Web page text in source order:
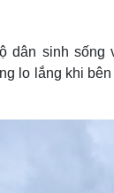
đẹp
yêu - Gia đình
sinh sống
lo lắng khi